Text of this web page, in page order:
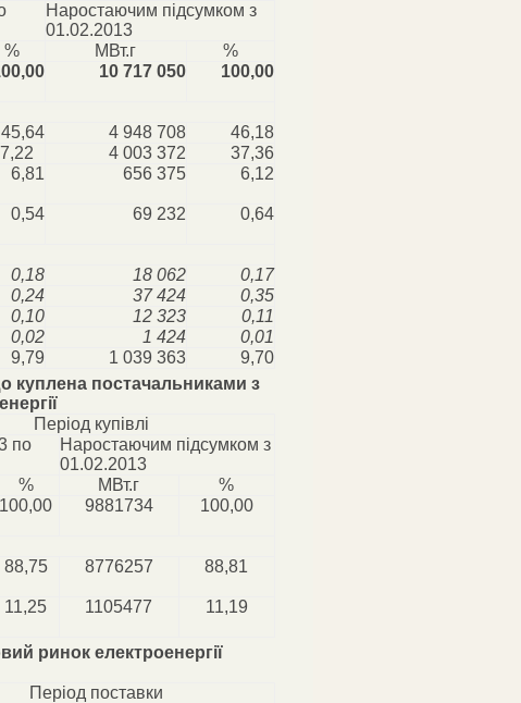
Наростаючим підсумком з
01.02.2013
% МВт.г
%
10 717 050 100,00
45,64 4 948 708
46,18
4 003 372
37,36
6,81 656 375 6,12
0,54 69 232 0,64
0,18 18 062
0,17
0,24 37 424
0,35
0,10 12 323
0,11
0,02 1 424
0,01
9,79 1 039 363
9,70
куплена постачальниками з
Період купівлі
по
Наростаючим підсумком з
01.02.2013
% МВт.г
%
100,00 9881734 100,00
88,75 8776257 88,81
11,25 1105477 11,19
ринок електроенергії
Період поставки